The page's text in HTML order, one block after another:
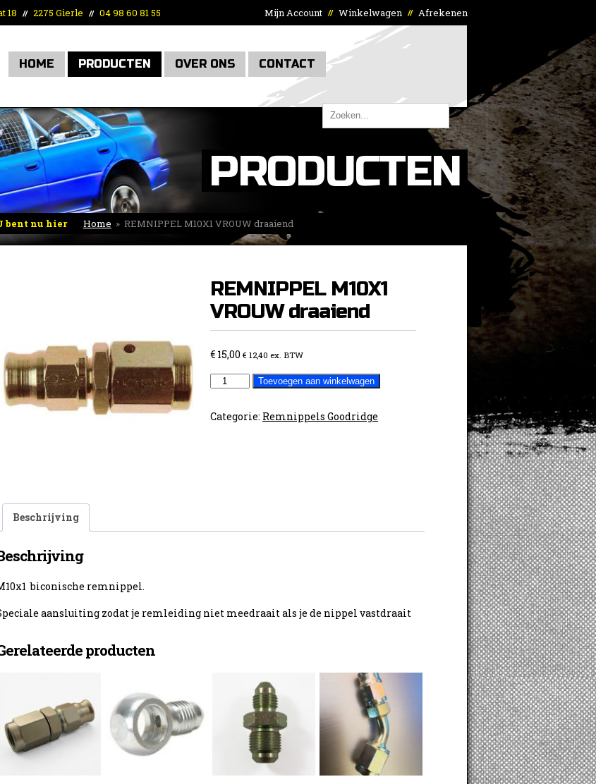
18 // 2275 Gierle // 04 98 60 81 55 Mijn Account // Winkelwagen // Afrekenen
HOME PRODUCTEN OVER ONS CONTACT
PRODUCTEN
bent nu hier Home » REMNIPPEL M10X1 VROUW draaiend
REMNIPPEL M10X1
VROUW draaiend
€15,00 € 12,40 ex. BTW
REMNIPPEL
VROUW
Toevoegen aan winkelwagen
Categorie: Remnippels Goodridge
Beschrijving
biconische remnippel.
aansluiting zodat je remleiding niet meedraait als je de nippel vastdraait
producten